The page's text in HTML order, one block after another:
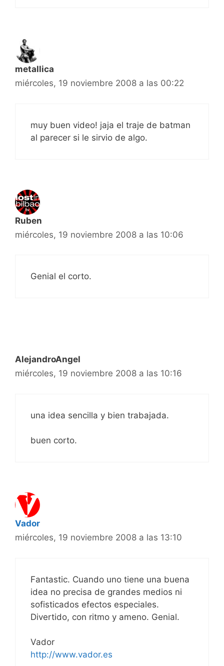
metallica
miércoles, 19 noviembre 2008 a las 00:22
muy buen video! jaja el traje de batman
al parecer si le sirvio de algo.
Ruben
miércoles, 19 noviembre 2008 a las 10:06
Genial el corto.
AlejandroAngel
miércoles, 19 noviembre 2008 a las 10:16
una idea sencilla y bien trabajada.
buen corto.
Vador
miércoles, 19 noviembre 2008 a las 13:10
Fantastic. Cuando uno tiene una buena
idea no precisa de grandes medios ni
sofisticados efectos especiales.
Divertido, con ritmo y ameno. Genial.
Vador
http://www.vador.es